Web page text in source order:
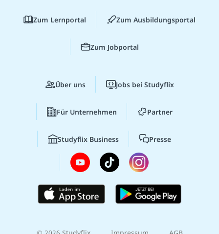
Zum Lernportal Zum Ausbildungsportal
Zum Jobportal
Über uns Jobs bei Studyflix
Für Unternehmen Partner
Studyflix Business Presse